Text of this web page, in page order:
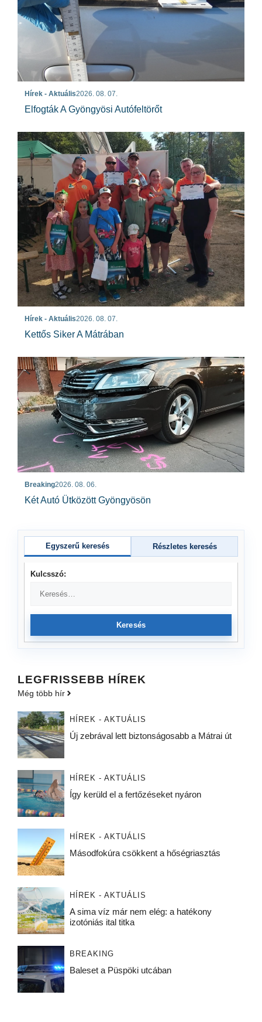
Hírek - Aktuális2026. 08. 07.
Elfogták A Gyöngyösi Autófeltörőt
Hírek - Aktuális2026. 08. 07.
Kettős Siker A Mátrában
Breaking2026. 08. 06.
Két Autó Ütközött Gyöngyösön
Egyszerű keresés Részletes keresés
Kulcsszó:
Keresés
LEGFRISSEBB HÍREK
Még több hír
HÍREK - AKTUÁLIS
Új zebrával lett biztonságosabb a Mátrai út
HÍREK - AKTUÁLIS
Így kerüld el a fertőzéseket nyáron
HÍREK - AKTUÁLIS
Másodfokúra csökkent a hőségriasztás
HÍREK - AKTUÁLIS
A sima víz már nem elég: a hatékony
izotóniás ital titka
BREAKING
Baleset a Püspöki utcában